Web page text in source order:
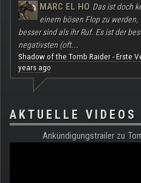
MARC EL HO Das ist doch
einem bösen Flop zu
besser sind als ihr Ruf. Es ist der
negativsten (oft...
Shadow of the Tomb Raider - Erste
years ago
AKTUELLE VIDEOS
Ankündigungstrailer zu